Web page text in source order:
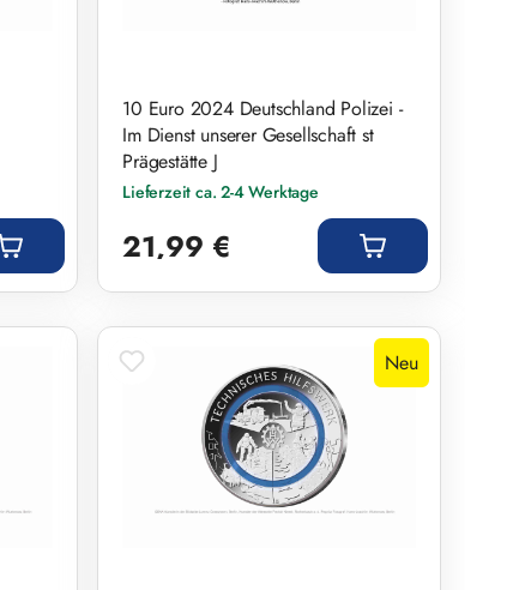
10 Euro 2024 Deutschland Polizei -
Im Dienst unserer Gesellschaft st
Prägestätte J
Lieferzeit ca. 2-4 Werktage
21,99 €
Neu